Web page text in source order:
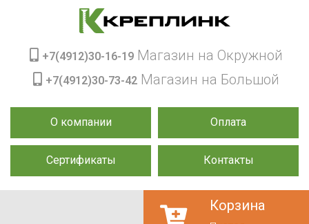
О компании Оплата
Сертификаты Контакты
+7(4912)30-16-19 Магазин на Окружной
+7(4912)30-73-42 Магазин на Большой
Корзина